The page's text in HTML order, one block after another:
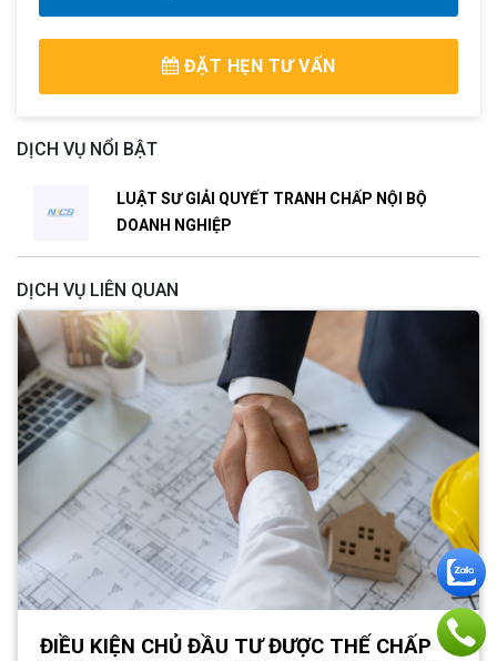
ĐẶT HẸN TƯ VẤN
DỊCH VỤ NỔI BẬT
LUẬT SƯ GIẢI QUYẾT TRANH CHẤP NỘI BỘ
DOANH NGHIỆP
DỊCH VỤ LIÊN QUAN
ĐIỀU KIỆN CHỦ ĐẦU TƯ ĐƯỢC THẾ CHẤP